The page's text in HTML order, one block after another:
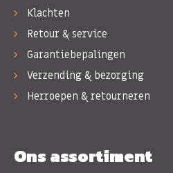
Klachten
Retour & service
Garantiebepalingen
Verzending & bezorging
Herroepen & retourneren
Ons assortiment